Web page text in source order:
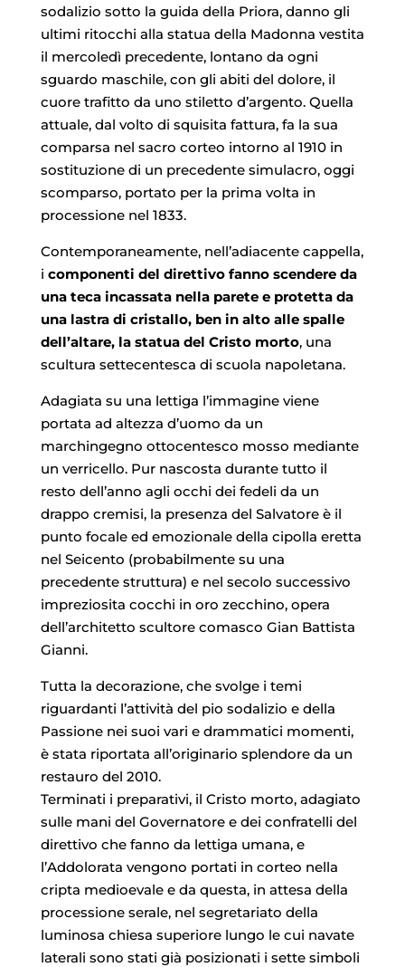
sodalizio sotto la guida della Priora, danno gli
ultimi ritocchi alla statua della Madonna vestita
il mercoledì precedente, lontano da ogni
sguardo maschile, con gli abiti del dolore, il
cuore trafitto da uno stiletto d’argento. Quella
attuale, dal volto di squisita fattura, fa la sua
comparsa nel sacro corteo intorno al 1910 in
sostituzione di un precedente simulacro, oggi
scomparso, portato per la prima volta in
processione nel 1833.
Contemporaneamente, nell’adiacente cappella,
i componenti del direttivo fanno scendere da
una teca incassata nella parete e protetta da
una lastra di cristallo, ben in alto alle spalle
dell’altare, la statua del Cristo morto, una
scultura settecentesca di scuola napoletana.
Adagiata su una lettiga l’immagine viene
portata ad altezza d’uomo da un
marchingegno ottocentesco mosso mediante
un verricello. Pur nascosta durante tutto il
resto dell’anno agli occhi dei fedeli da un
drappo cremisi, la presenza del Salvatore è il
punto focale ed emozionale della cipolla eretta
nel Seicento (probabilmente su una
precedente struttura) e nel secolo successivo
impreziosita cocchi in oro zecchino, opera
dell’architetto scultore comasco Gian Battista
Gianni.
Tutta la decorazione, che svolge i temi
riguardanti l’attività del pio sodalizio e della
Passione nei suoi vari e drammatici momenti,
è stata riportata all’originario splendore da un
restauro del 2010.
Terminati i preparativi, il Cristo morto, adagiato
sulle mani del Governatore e dei confratelli del
direttivo che fanno da lettiga umana, e
l’Addolorata vengono portati in corteo nella
cripta medioevale e da questa, in attesa della
processione serale, nel segretariato della
luminosa chiesa superiore lungo le cui navate
laterali sono stati già posizionati i sette simboli